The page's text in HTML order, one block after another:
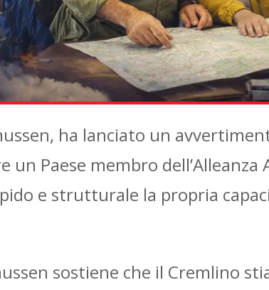
ha lanciato un
Paese membro dell’Alleanza
e strutturale la propria
sostiene che il Cremlino